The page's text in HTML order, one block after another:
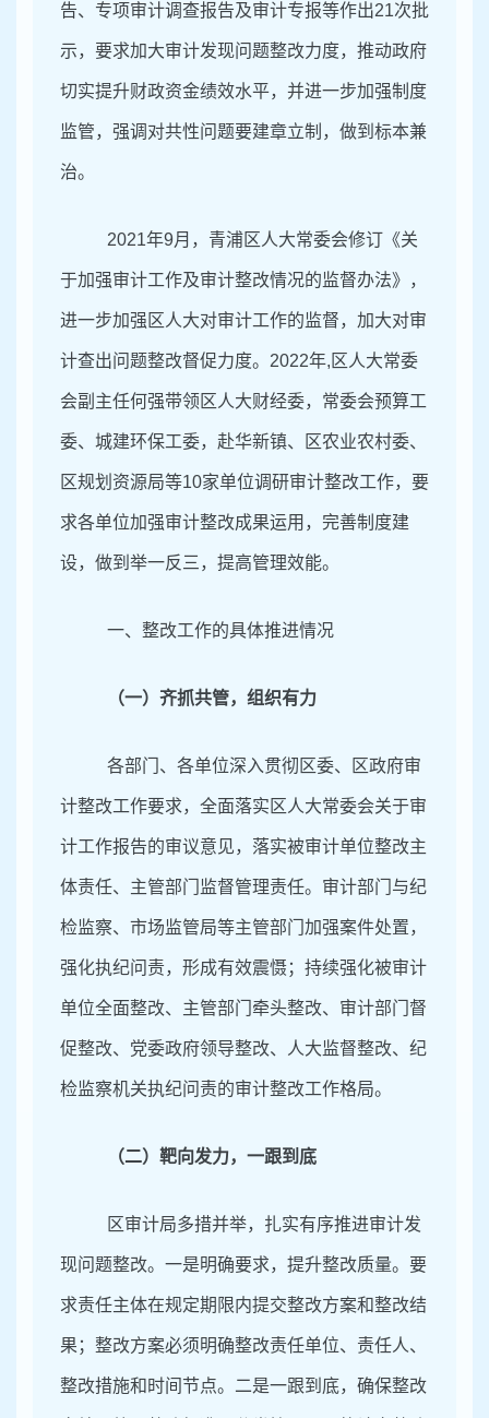
告、专项审计调查报告及审计专报等作出21次批
示，要求加大审计发现问题整改力度，推动政府
切实提升财政资金绩效水平，并进一步加强制度
监管，强调对共性问题要建章立制，做到标本兼
治。
2021年9月，青浦区人大常委会修订《关
于加强审计工作及审计整改情况的监督办法》，
进一步加强区人大对审计工作的监督，加大对审
计查出问题整改督促力度。2022年,区人大常委
会副主任何强带领区人大财经委，常委会预算工
委、城建环保工委，赴华新镇、区农业农村委、
区规划资源局等10家单位调研审计整改工作，要
求各单位加强审计整改成果运用，完善制度建
设，做到举一反三，提高管理效能。
一、整改工作的具体推进情况
（一）齐抓共管，组织有力
各部门、各单位深入贯彻区委、区政府审
计整改工作要求，全面落实区人大常委会关于审
计工作报告的审议意见，落实被审计单位整改主
体责任、主管部门监督管理责任。审计部门与纪
检监察、市场监管局等主管部门加强案件处置，
强化执纪问责，形成有效震慑；持续强化被审计
单位全面整改、主管部门牵头整改、审计部门督
促整改、党委政府领导整改、人大监督整改、纪
检监察机关执纪问责的审计整改工作格局。
（二）靶向发力，一跟到底
区审计局多措并举，扎实有序推进审计发
现问题整改。一是明确要求，提升整改质量。要
求责任主体在规定期限内提交整改方案和整改结
果；整改方案必须明确整改责任单位、责任人、
整改措施和时间节点。二是一跟到底，确保整改